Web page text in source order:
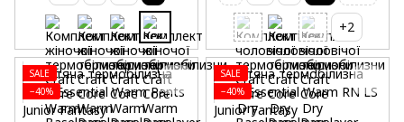
+2
SALE
−40%
SALE
−40%